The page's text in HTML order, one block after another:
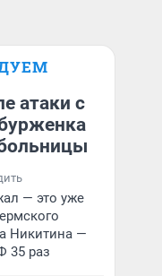
атаки с
— это уже
Никитина —
35 раз